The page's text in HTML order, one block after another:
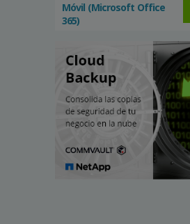
Móvil (Microsoft Office
365)